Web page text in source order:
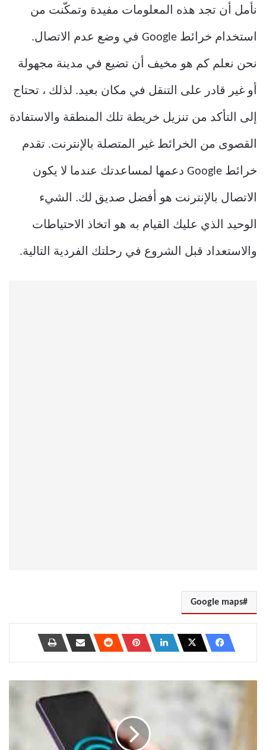
نأمل أن تجد هذه المعلومات مفيدة وتمكّنت من
استخدام خرائط Google في وضع عدم الاتصال.
نحن نعلم كم هو مخيف أن تضيع في مدينة مجهولة
أو غير قادر على التنقل في مكان بعيد. لذلك ، تحتاج
إلى التأكد من تنزيل خريطة تلك المنطقة والاستفادة
القصوى من الخرائط غير المتصلة بالإنترنت. تقدم
خرائط Google دعمها لمساعدتك عندما لا يكون
الاتصال بالإنترنت هو أفضل صديق لك. الشيء
الوحيد الذي عليك القيام به هو اتخاذ الاحتياطات
والاستعداد قبل الشروع في رحلتك الفردية التالية.
Google maps